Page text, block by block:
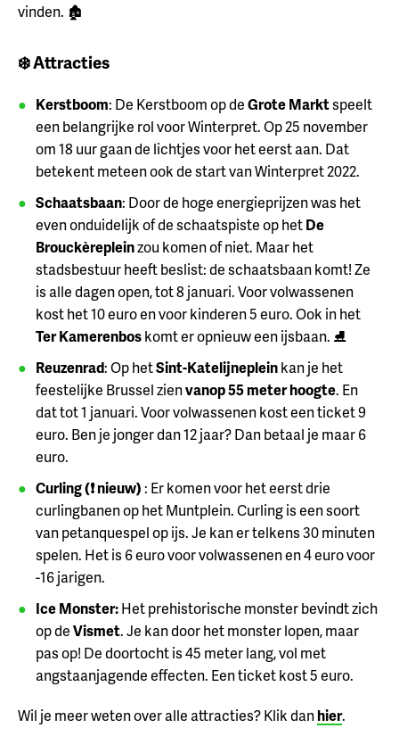
vinden. 🏚️
❄️ Attracties
Kerstboom: De Kerstboom op deGrote Marktspeelt
een belangrijke rol voor Winterpret. Op 25 november
om 18 uur gaan de lichtjes voor het eerst aan. Dat
betekent meteen ook de start van Winterpret 2022.
Schaatsbaan: Door de hoge energieprijzen was het
even onduidelijk of de schaatspiste op hetDe
Brouckèrepleinzou komen of niet. Maar het
stadsbestuur heeft beslist: de schaatsbaan komt! Ze
is alle dagen open, tot 8 januari. Voor volwassenen
kost het 10 euro en voor kinderen 5 euro. Ook in het
Ter Kamerenboskomt er opnieuw een ijsbaan. ⛸️
Reuzenrad: Op hetSint-Katelijnepleinkan je het
feestelijke Brussel zienvanop 55 meter hoogte. En
dat tot 1 januari. Voor volwassenen kost een ticket 9
euro. Ben je jonger dan 12 jaar? Dan betaal je maar 6
euro.
Curling (❗ nieuw): Er komen voor het eerst drie
curlingbanen op het Muntplein. Curling is een soort
van petanquespel op ijs. Je kan er telkens 30 minuten
spelen. Het is 6 euro voor volwassenen en 4 euro voor
-16 jarigen.
Ice Monster:Het prehistorische monster bevindt zich
op deVismet. Je kan door het monster lopen, maar
pas op! De doortocht is 45 meter lang, vol met
angstaanjagende effecten. Een ticket kost 5 euro.
Wil je meer weten over alle attracties? Klik danhier.